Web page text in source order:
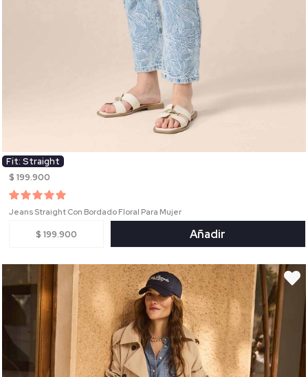
Fit: Straight
$ 199.900
Jeans Straight Con Bordado Floral Para Mujer
$ 199.900 Añadir